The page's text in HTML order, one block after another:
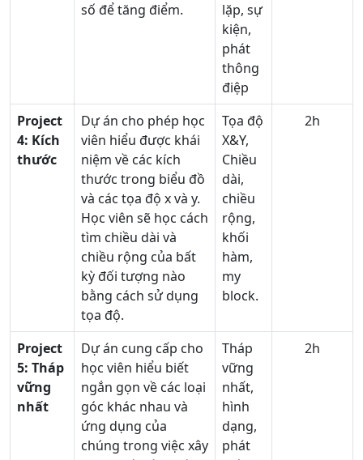
số để tăng điểm.
lặp, sự
kiện,
phát
thông
điệp
Project
4: Kích
thước
Dự án cho phép học
viên hiểu được khái
niệm về các kích
thước trong biểu đồ
và các tọa độ x và y.
Học viên sẽ học cách
tìm chiều dài và
chiều rộng của bất
kỳ đối tượng nào
bằng cách sử dụng
tọa độ.
Tọa độ
X&Y,
Chiều
dài,
chiều
rộng,
khối
hàm,
my
block.
2h
Project
5: Tháp
vững
nhất
Dự án cung cấp cho
học viên hiểu biết
ngắn gọn về các loại
góc khác nhau và
ứng dụng của
chúng trong việc xây
Tháp
vững
nhất,
hình
dạng,
phát
2h